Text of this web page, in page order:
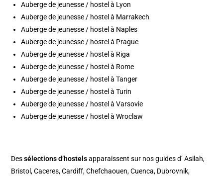
Auberge de jeunesse / hostel à Lyon
Auberge de jeunesse / hostel à Marrakech
Auberge de jeunesse / hostel à Naples
Auberge de jeunesse / hostel à Prague
Auberge de jeunesse / hostel à Riga
Auberge de jeunesse / hostel à Rome
Auberge de jeunesse / hostel à Tanger
Auberge de jeunesse / hostel à Turin
Auberge de jeunesse / hostel à Varsovie
Auberge de jeunesse / hostel à Wroclaw
Dessélections d’hostelsapparaissent sur nos guides d’Asilah,
Bristol,Caceres,Cardiff,Chefchaouen,Cuenca, Dubrovnik,